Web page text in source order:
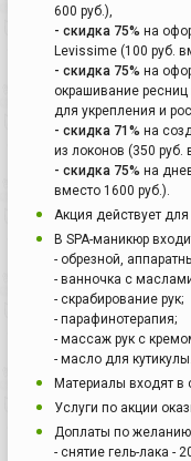
600 руб.),
- скидка 75% на
Levissime (100 руб.
- скидка 75% на
окрашивание
для укрепления и
- скидка 71% на
из локонов (350 руб.
- скидка 75% на
вместо 1600 руб.).
Акция действует
В SPA-маникюр
- обрезной,
- ванночка с
- скрабирование рук;
- парафинотерапия;
- массаж рук с
- масло для кутикулы.
Материалы входят в
Услуги по акции
Доплаты по
- снятие гель-лака -